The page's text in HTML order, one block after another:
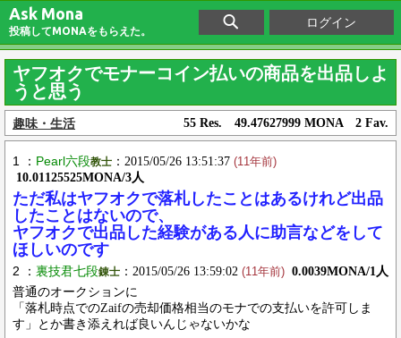
Ask Mona
投稿してMONAをもらえた。
ログイン
ヤフオクでモナーコイン払いの商品を出品しよ
うと思う
趣味・生活 55 Res. 49.47627999 MONA 2 Fav.
1 ： Pearl六段教士 ：2015/05/26 13:51:37 (11年前)
10.01125525MONA/3人
ただ私はヤフオクで落札したことはあるけれど出品
したことはないので、
ヤフオクで出品した経験がある人に助言などをして
ほしいのです
2 ： 裏技君七段錬士 ：2015/05/26 13:59:02 (11年前) 0.0039MONA/1人
普通のオークションに
「落札時点でのZaifの売却価格相当のモナでの支払いを許可しま
す」とか書き添えれば良いんじゃないかな